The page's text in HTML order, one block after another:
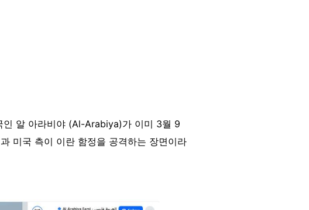
인 알 아라비야 (Al-Arabiya)가 이미 3월 9
미국 측이 이란 함정을 공격하는 장면이라